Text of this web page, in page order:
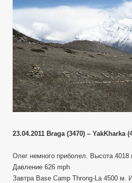
23.04.2011 Braga (3470) – YakKharka
Олег немного приболел. Высота 4018
Давление 626 mph
Завтра Base Camp Throng-La 4500 м.